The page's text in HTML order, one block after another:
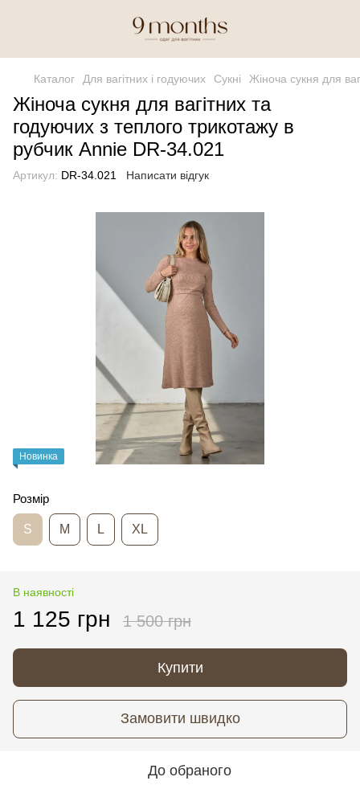
Каталог Для вагітних і годуючих Сукні Жіноча сукня для
Жіноча сукня для вагітних та
годуючих з теплого трикотажу в
рубчик Annie DR-34.021
Артикул: DR-34.021 Написати відгук
Новинка
Розмір
S M L XL
В наявності
1 125 грн 1 500 грн
Купити
Замовити швидко
До обраного